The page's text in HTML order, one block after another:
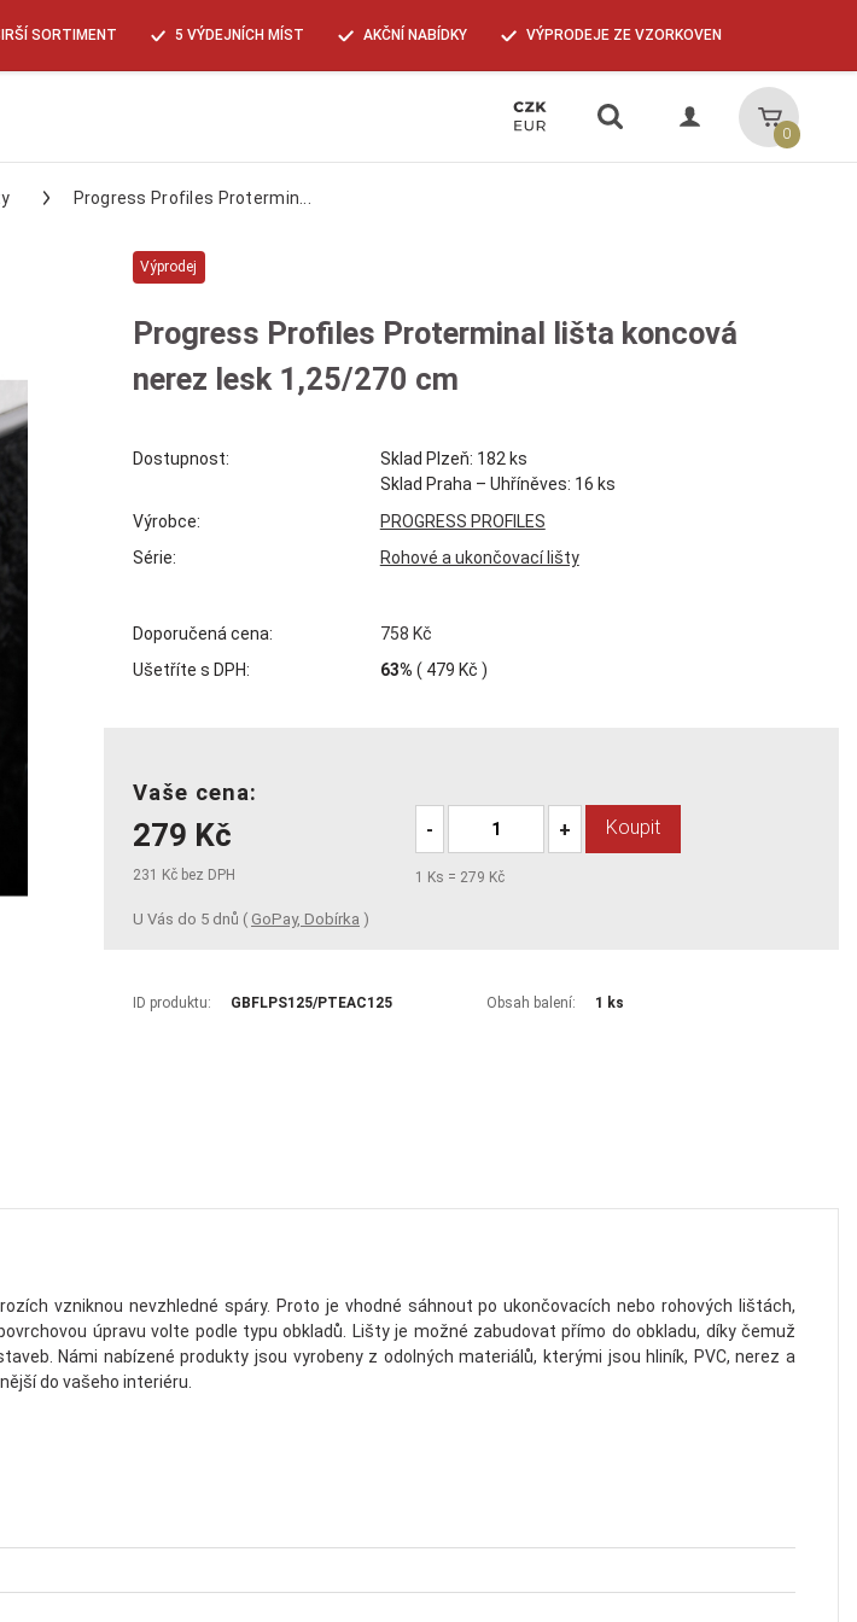
SORTIMENT 5 VÝDEJNÍCH MÍST AKČNÍ NABÍDKY VÝPRODEJE ZE VZORKOVEN
Vyhledávání Košík
0
Hledat
Progress Profiles Protermin...
Výprodej
Progress Profiles Proterminal lišta koncová
nerez lesk 1,25/270 cm
Dostupnost:
Sklad Plzeň: 182 ks
Sklad Praha – Uhříněves: 16 ks
Výrobce:
PROGRESS PROFILES
Série:
Rohové a ukončovací lišty
Doporučená cena:
758 Kč
Ušetříte s DPH:
63% ( 479 Kč )
Vaše cena:
279 Kč
231 Kč bez DPH
- + Koupit
1 Ks = 279 Kč
U Vás do 5 dnů ( GoPay, Dobírka )
ID produktu: GBFLPS125/PTEAC125 Obsah balení: 1 ks
vzniknou nevzhledné spáry. Proto je vhodné sáhnout po ukončovacích nebo rohových lištách,
úpravu volte podle typu obkladů. Lišty je možné zabudovat přímo do obkladu, díky čemuž
Námi nabízené produkty jsou vyrobeny z odolných materiálů, kterými jsou hliník, PVC, nerez a
do vašeho interiéru.